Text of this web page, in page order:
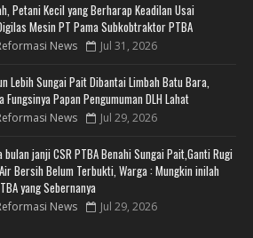
Petani Kecil yang Berharap Keadilan Usai
Mesin PT Pama Subkobtraktor PTBA
News Jul 31, 2026
Lebih Sungai Pait Dibantai Limbah Batu Bara,
Fungsinya Papan Pengumuman DLH Lahat
News Jul 29, 2026
bulan janji CSR PTBA Benahi Sungai Pait,Ganti Rugi
Bersih Belum Terbukti, Warga : Mungkin inilah
yang Sebernanya
News Jul 29, 2026